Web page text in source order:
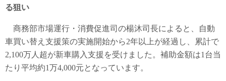
る狙い
商務部市場運行・消費促進司の楊沐司長によると、自動
車買い替え支援策の実施開始から2年以上が経過し、累計で
2,100万人超が新車購入支援を受けました。補助金額は1台当
たり平均約1万4,000元となっています。